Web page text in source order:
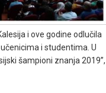
i ove godine odlučila
i studentima. U
šampioni znanja 2019”,